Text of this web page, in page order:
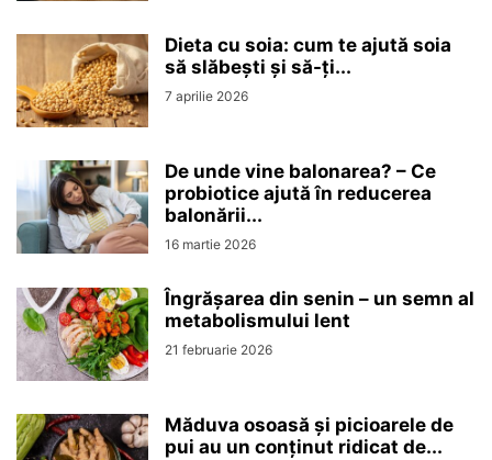
Dieta cu soia: cum te ajută soia
să slăbești și să-ți...
7 aprilie 2026
De unde vine balonarea? – Ce
probiotice ajută în reducerea
balonării...
16 martie 2026
Îngrășarea din senin – un semn al
metabolismului lent
21 februarie 2026
Măduva osoasă și picioarele de
pui au un conținut ridicat de...